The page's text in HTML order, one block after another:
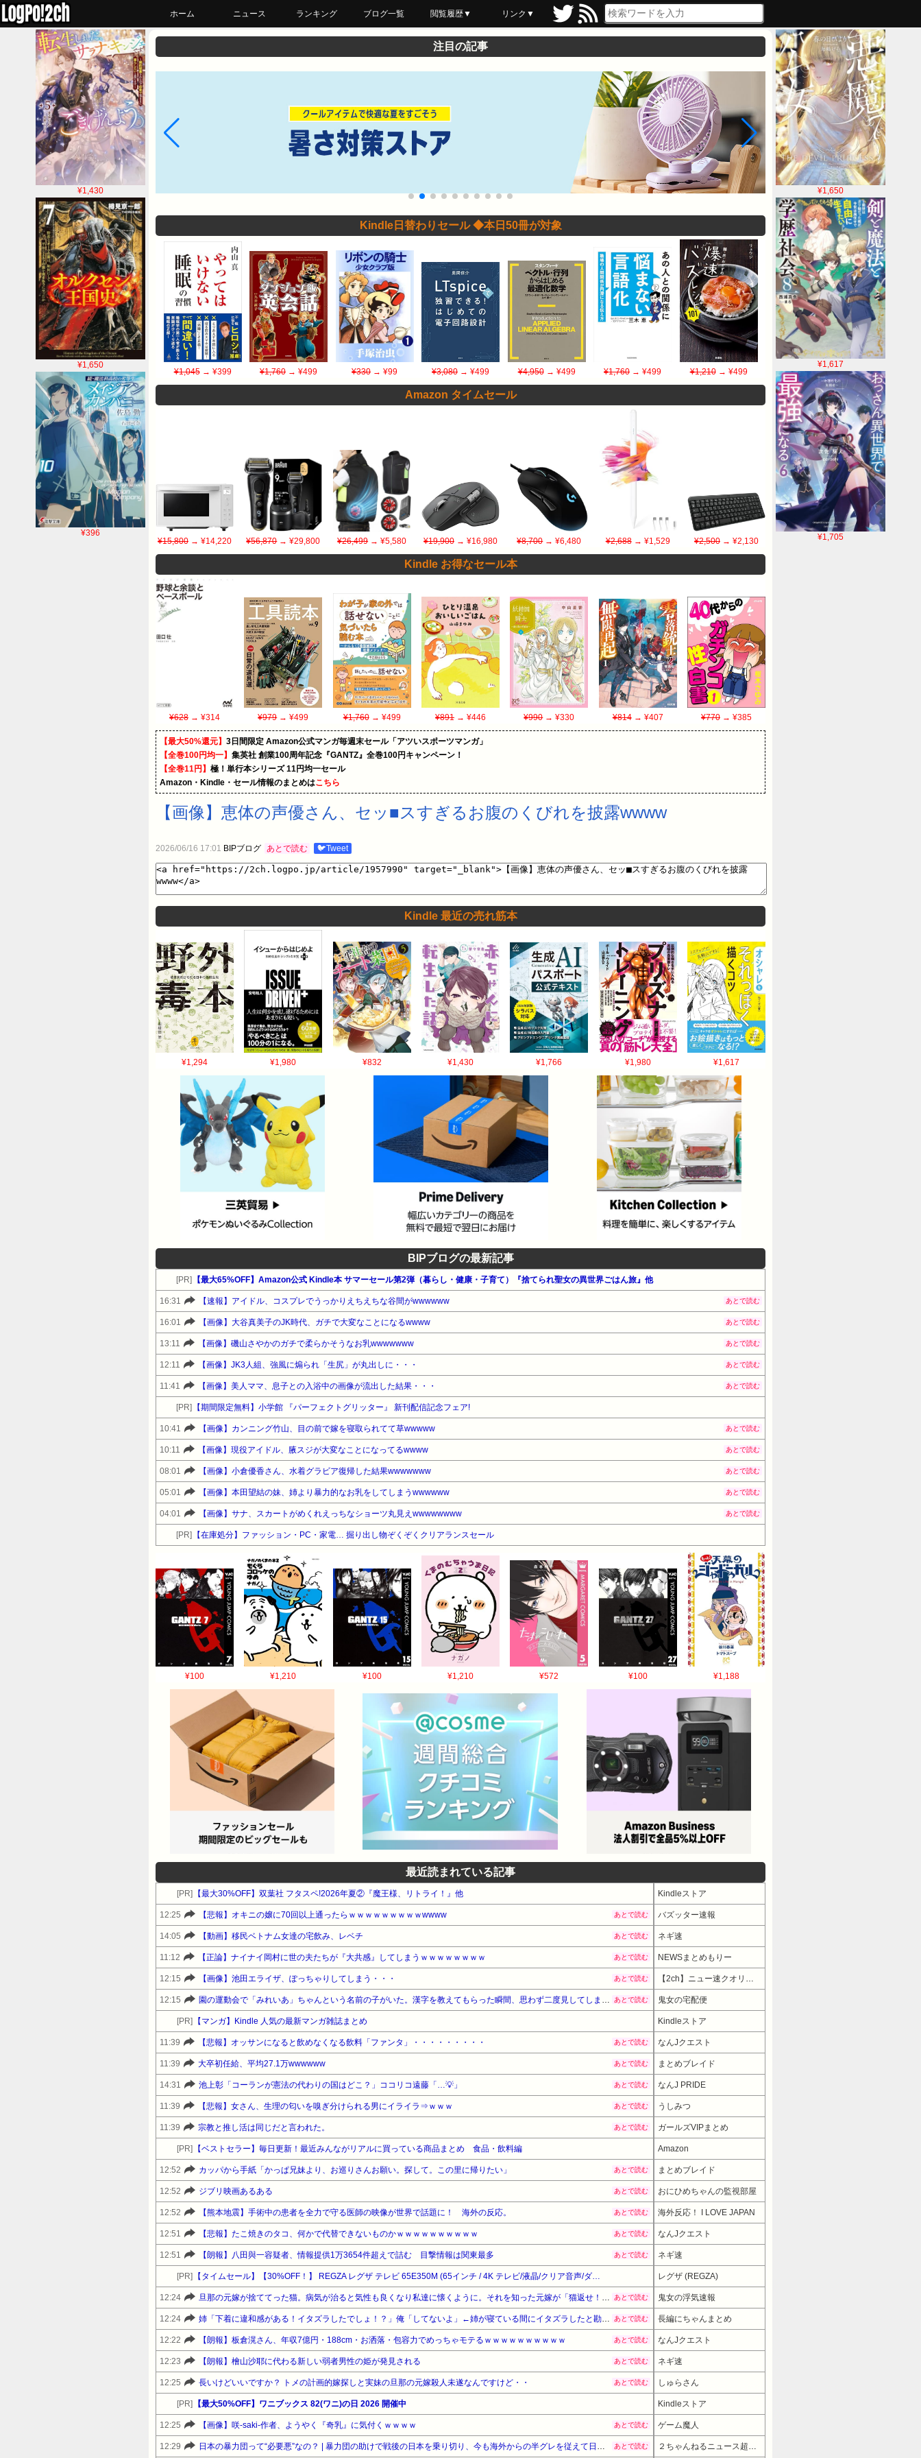
ホーム ニュース ランキング ブログ一覧 閲覧履歴▼
最近読んだ
あとで読む
ブックマーク
リンク▼
¥1,650
¥1,617
¥1,705
¥1,430
¥1,650
¥396
注目の記事
Kindle日替わりセール ◆本日50冊が対象
¥1,045→ ¥399 ¥1,760 → ¥499 ¥330 → ¥99 ¥3,080 → ¥499 ¥4,950→ ¥499 ¥1,760 → ¥499 ¥1,210→ ¥499
Amazon タイムセール
¥15,800 → ¥14,220 ¥56,870→ ¥29,800 ¥26,499→ ¥5,580 ¥19,900→ ¥16,980 ¥8,700→ ¥6,480 ¥2,688→ ¥1,529 ¥2,500→ ¥2,130
Kindle お得なセール本
¥628 → ¥314 ¥979→ ¥499 ¥1,760→ ¥499 ¥891→ ¥446 ¥990→ ¥330 ¥814→ ¥407 ¥770→ ¥385
【最大50%還元】 3日間限定 Amazon公式マンガ毎週末セール「アツいスポーツマンガ」
【全巻100円均一】 集英社 創業100周年記念『GANTZ』全巻100円キャンペーン！
【全巻11円】 極！単行本シリーズ 11円均一セール
Amazon・Kindle・セール情報のまとめはこちら
【画像】恵体の声優さん、セッ■スすぎるお腹のくびれを披露wwww
2026/06/16 17:01 BIPブログ あとで読む 🐦Tweet
Kindle 最近の売れ筋本
¥1,294 ¥1,980 ¥832 ¥1,430 ¥1,766 ¥1,980 ¥1,617
BIPブログの最新記事
[PR] 【最大65%OFF】Amazon公式 Kindle本 サマーセール第2弾（暮らし・健康・子育て）『捨てられ聖女の異世界ごはん旅』他
16:31 【速報】アイドル、コスプレでうっかりえちえちな谷間がwwwwww あとで読む
16:01 【画像】大谷真美子のJK時代、ガチで大変なことになるwwww あとで読む
13:11 【画像】磯山さやかのガチで柔らかそうなお乳wwwwwww あとで読む
12:11 【画像】JK3人組、強風に煽られ「生尻」が丸出しに・・・ あとで読む
11:41 【画像】美人ママ、息子との入浴中の画像が流出した結果・・・ あとで読む
[PR] 【期間限定無料】小学館 『パーフェクトグリッター』 新刊配信記念フェア!
10:41 【画像】カンニング竹山、目の前で嫁を寝取られてて草wwwww あとで読む
10:11 【画像】現役アイドル、腋スジが大変なことになってるwwww あとで読む
08:01 【画像】小倉優香さん、水着グラビア復帰した結果wwwwwww あとで読む
05:01 【画像】本田望結の妹、姉より暴力的なお乳をしてしまうwwwwww あとで読む
04:01 【画像】サナ、スカートがめくれえっちなショーツ丸見えwwwwwwww あとで読む
[PR] 【在庫処分】ファッション・PC・家電… 掘り出し物ぞくぞくクリアランスセール
¥100 ¥1,210 ¥100 ¥1,210 ¥572 ¥100 ¥1,188
最近読まれている記事
[PR] 【最大30%OFF】双葉社 フタスペ!2026年夏②『魔王様、リトライ！』他 Kindleストア
12:25 【悲報】オキニの嬢に70回以上通ったらｗｗｗｗｗｗｗｗｗwwww あとで読む バズッター速報
14:05 【動画】移民ベトナム女達の宅飲み、レベチ あとで読む ネギ速
11:12 【正論】ナイナイ岡村に世の夫たちが『大共感』してしまうｗｗｗｗｗｗｗｗ あとで読む NEWSまとめもりー
12:15 【画像】池田エライザ、ぽっちゃりしてしまう・・・ あとで読む
12:15 あとで読む 鬼女の宅配便
[PR] 【マンガ】Kindle 人気の最新マンガ雑誌まとめ Kindleストア
11:39 【悲報】オッサンになると飲めなくなる飲料「ファンタ」・・・・・・・・・ あとで読む なんJクエスト
11:39 大卒初任給、平均27.1万wwwwww あとで読む まとめブレイド
14:31 池上彰「コーランが憲法の代わりの国はどこ？」ココリコ遠藤「…💡」 あとで読む なんJ PRIDE
11:39 【悲報】女さん、生理の匂いを嗅ぎ分けられる男にイライラ⇒ｗｗｗ あとで読む うしみつ
11:39 宗教と推し活は同じだと言われた。 あとで読む ガールズVIPまとめ
[PR] 【ベストセラー】毎日更新！最近みんながリアルに買っている商品まとめ 食品・飲料編 Amazon
12:52 カッパから手紙「かっぱ兄妹より、お巡りさんお願い。探して。この里に帰りたい」 あとで読む まとめブレイド
12:52 ジブリ映画あるある あとで読む おにひめちゃんの監視部屋
12:52 【熊本地震】手術中の患者を全力で守る医師の映像が世界で話題に！ 海外の反応。 あとで読む 海外反応！ I LOVE JAPAN
12:51 【悲報】たこ焼きのタコ、何かで代替できないものかｗｗｗｗｗｗｗｗｗｗ あとで読む なんJクエスト
12:51 【朗報】八田與一容疑者、情報提供1万3654件超えで詰む 目撃情報は関東最多 あとで読む ネギ速
[PR] レグザ (REGZA)
12:24 あとで読む 鬼女の浮気速報
12:24 あとで読む 長編にちゃんまとめ
12:22 【朗報】板倉滉さん、年収7億円・188cm・お洒落・包容力でめっちゃモテるｗｗｗｗｗｗｗｗｗｗ あとで読む なんJクエスト
12:23 【朗報】檜山沙耶に代わる新しい弱者男性の姫が発見される あとで読む ネギ速
12:25 長いけどいいですか？ トメの計画的嫁探しと実妹の旦那の元嫁殺人未遂なんですけど・・ あとで読む しゅらさん
[PR] 【最大50%OFF】ワニブックス 82(ワニ)の日 2026 開催中 Kindleストア
12:25 【画像】咲-saki-作者、ようやく『奇乳』に気付くｗｗｗｗ あとで読む ゲーム魔人
12:29 あとで読む